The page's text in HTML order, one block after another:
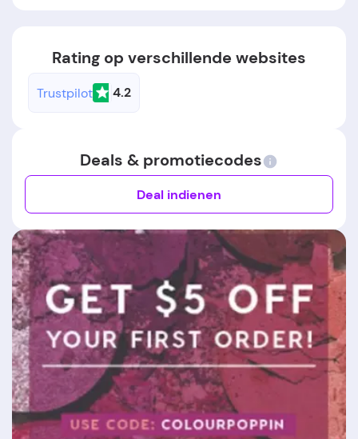
Rating op verschillende websites
Trustpilot 4.2
Deals & promotiecodes
Deal indienen